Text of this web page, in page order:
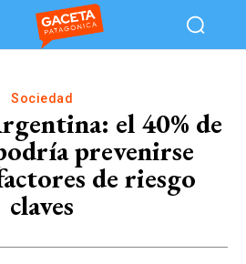
Sociedad
el 40% de
prevenirse
de riesgo
claves